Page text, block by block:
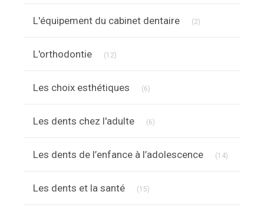
L'équipement du cabinet dentaire (2)
L'orthodontie (12)
Les choix esthétiques (6)
Les dents chez l'adulte (6)
Les dents de l’enfance à l’adolescence (14)
Les dents et la santé (15)